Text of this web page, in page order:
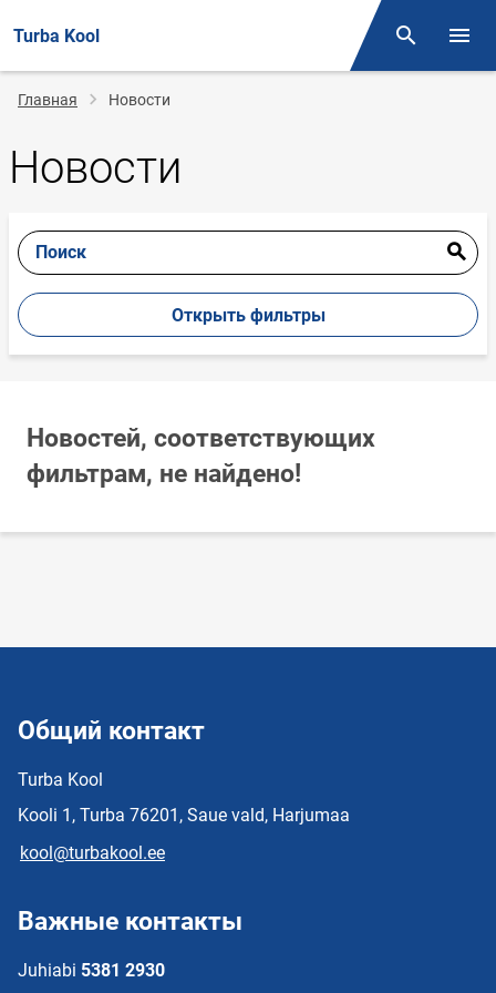
Turba Kool Поиск
Строка
навигации
Главная Новости
Новости
Поиск
Открыть фильтры
Новостей, соответствующих
фильтрам, не найдено!
Общий контакт
Turba Kool
Kooli 1, Turba 76201, Saue vald, Harjumaa
kool@turbakool.ee
Важные контакты
Juhiabi 5381 2930